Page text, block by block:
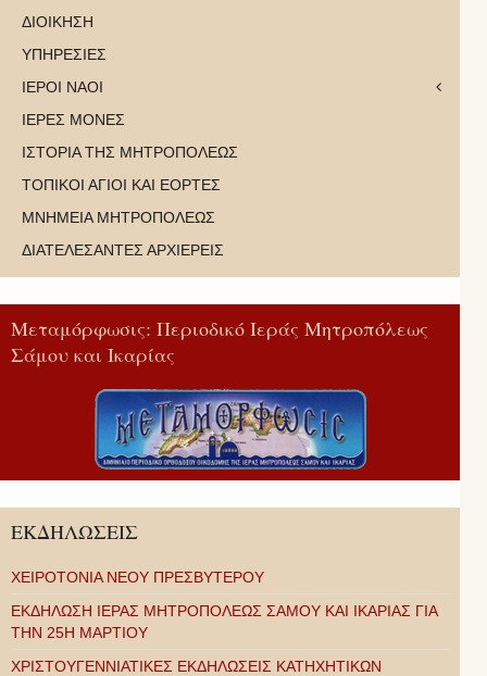
ΔΙΟΙΚΗΣΗ
ΥΠΗΡΕΣΙΕΣ
ΙΕΡΟΙ ΝΑΟΙ
ΙΕΡΕΣ ΜΟΝΕΣ
ΙΣΤΟΡΙΑ ΤΗΣ ΜΗΤΡΟΠΟΛΕΩΣ
ΤΟΠΙΚΟΙ ΑΓΙΟΙ ΚΑΙ ΕΟΡΤΕΣ
ΜΝΗΜΕΙΑ ΜΗΤΡΟΠΟΛΕΩΣ
ΔΙΑΤΕΛΕΣΑΝΤΕΣ ΑΡΧΙΕΡΕΙΣ
Μεταμόρφωσις: Περιοδικό Ιεράς Μητροπόλεως
Σάμου και Ικαρίας
ΕΚΔΗΛΩΣΕΙΣ
ΧΕΙΡΟΤΟΝΙΑ ΝΕΟΥ ΠΡΕΣΒΥΤΕΡΟΥ
ΕΚΔΗΛΩΣΗ ΙΕΡΑΣ ΜΗΤΡΟΠΟΛΕΩΣ ΣΑΜΟΥ ΚΑΙ ΙΚΑΡΙΑΣ ΓΙΑ
ΤΗΝ 25Η ΜΑΡΤΙΟΥ
ΧΡΙΣΤΟΥΓΕΝΝΙΑΤΙΚΕΣ ΕΚΔΗΛΩΣΕΙΣ ΚΑΤΗΧΗΤΙΚΩΝ